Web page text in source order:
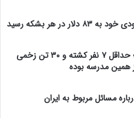
هر بشکه رسید
مدرسه تایلندی هدف تیراندازی مرگبار؛ حداقل ۷ نفر کشته و ۳۰ تن زخمی
همین مدرسه بوده
مسائل مربوط به ایران